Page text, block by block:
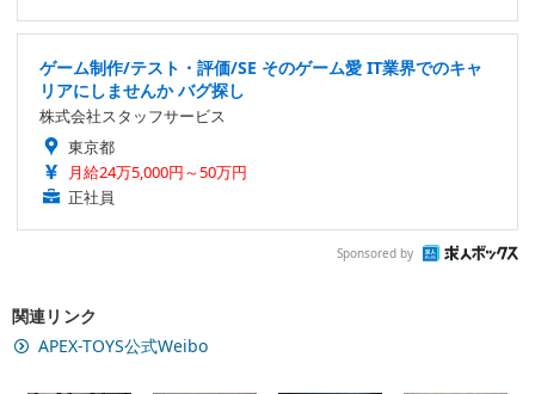
ゲーム制作/テスト・評価/SE そのゲーム愛 IT業界でのキャ
リアにしませんか バグ探し
株式会社スタッフサービス
東京都
月給24万5,000円～50万円
正社員
Sponsored by
関連リンク
APEX-TOYS公式Weibo